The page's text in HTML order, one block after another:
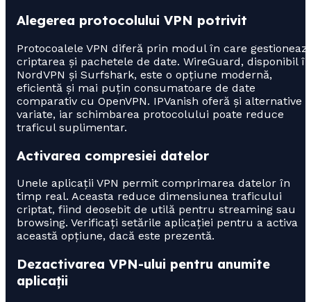
Alegerea protocolului VPN potrivit
Protocoalele VPN diferă prin modul în care
criptarea și pachetele de date. WireGuard, disponibil în
NordVPN și Surfshark, este o opțiune modernă,
eficientă și mai puțin consumatoare de date
comparativ cu OpenVPN. IPVanish oferă și alternative
variate, iar schimbarea protocolului poate reduce
traficul suplimentar.
Activarea compresiei datelor
Unele aplicații VPN permit comprimarea datelor în
timp real. Aceasta reduce dimensiunea traficului
criptat, fiind deosebit de utilă pentru streaming sau
browsing. Verificați setările aplicației pentru a activa
această opțiune, dacă este prezentă.
Dezactivarea VPN-ului pentru anumite
aplicații